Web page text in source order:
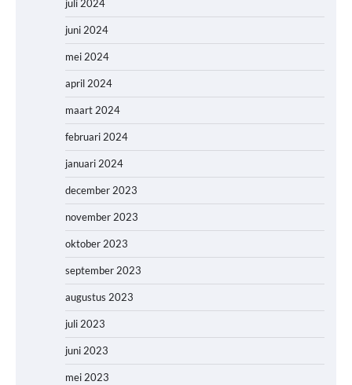
juli 2024
juni 2024
mei 2024
april 2024
maart 2024
februari 2024
januari 2024
december 2023
november 2023
oktober 2023
september 2023
augustus 2023
juli 2023
juni 2023
mei 2023